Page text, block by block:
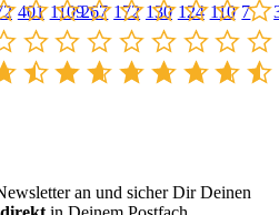
401 1109267 172 130 124 110 7
an und sicher Dir Deinen